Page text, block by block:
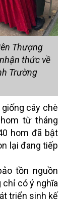
Thượng
thức về
Trường
cây chè
từ tháng
hom đã bật
lại đang tiếp
tồn nguồn
chỉ có ý nghĩa
triển sinh kế